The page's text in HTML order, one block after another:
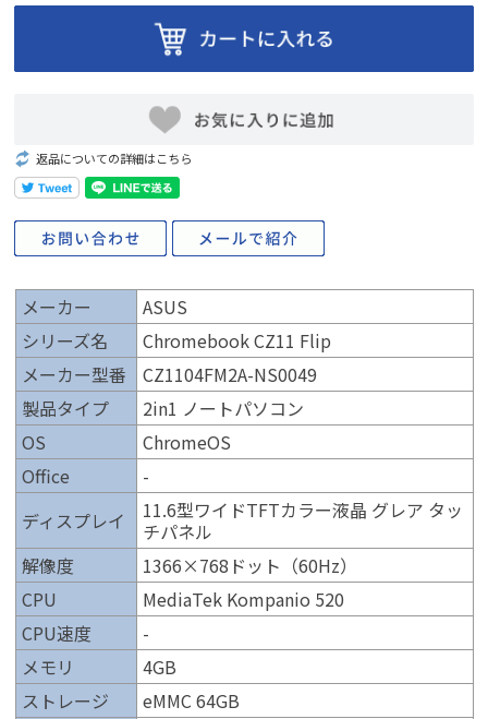
返品についての詳細はこちら
メーカー
ASUS
シリーズ名
Chromebook CZ11 Flip
メーカー型番
CZ1104FM2A-NS0049
製品タイプ
2in1 ノートパソコン
OS
ChromeOS
Office
-
ディスプレイ
11.6型ワイドTFTカラー液晶 グレア タッ
チパネル
解像度
1366×768ドット（60Hz）
CPU
MediaTek Kompanio 520
CPU速度
-
メモリ
4GB
ストレージ
eMMC 64GB